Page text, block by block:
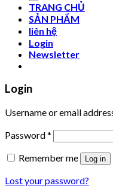
TRANG CHỦ
SẢN PHẨM
liên hệ
Login
Newsletter
Login
Username or email
Password*
Remember me
Log in
Lost your password?